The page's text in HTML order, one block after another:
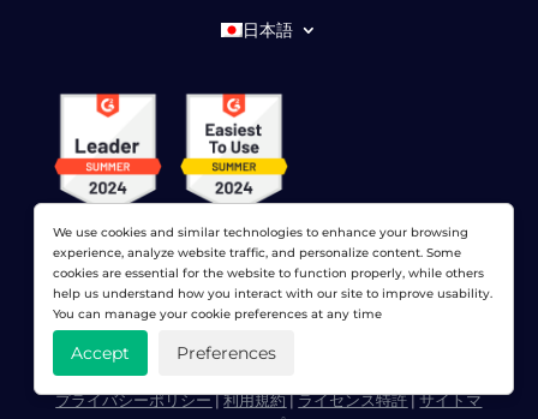
日本語
© 2026 ドットコムモニター株式会社 すべての権利が予約さ
れています。 LoadViewは、ドットコムモニター株式会社
プライバシーポリシー|利用規約|ライセンス特許|サイトマ
We use cookies and similar technologies to enhance your browsing
experience, analyze website traffic, and personalize content. Some
cookies are essential for the website to function properly, while others
help us understand how you interact with our site to improve usability.
You can manage your cookie preferences at any time
Accept Preferences